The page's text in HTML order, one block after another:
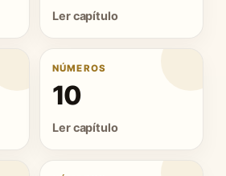
Ler capítulo
NÚMEROS
10
Ler capítulo